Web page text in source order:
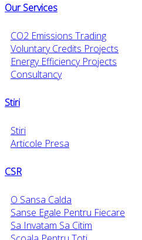
Our Services
CO2 Emissions Trading
Voluntary Credits Projects
Energy Efficiency Projects
Consultancy
Stiri
Stiri
Articole Presa
CSR
O Sansa Calda
Sanse Egale Pentru Fiecare
Sa Invatam Sa Citim